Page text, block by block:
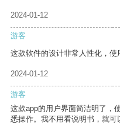
2024-01-12
游客
这款软件的设计非常人性化，使
2024-01-12
游客
这款app的用户界面简洁明了，
悉操作。我不用看说明书，就可